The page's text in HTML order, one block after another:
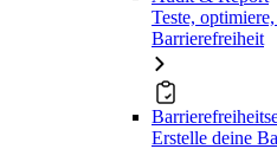
Teste,
Barrierefreiheit
Erstelle deine